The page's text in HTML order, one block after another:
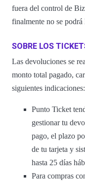
fuera del control de
finalmente no se
SOBRE LOS
Las devoluciones se
monto total pagado,
siguientes indicaciones:
Punto Ticket
gestionar tu
pago, el plazo
de tu tarjeta y
hasta 25 días
Para compras